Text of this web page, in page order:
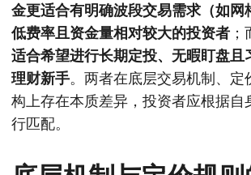
金更适合有明确波段交易需求（如网
低费率且资金量相对较大的投资者 ；
适合希望进行长期定投、无暇盯盘且
理财新手。两者在底层交易机制、定
构上存在本质差异，投资者应根据自
行匹配。